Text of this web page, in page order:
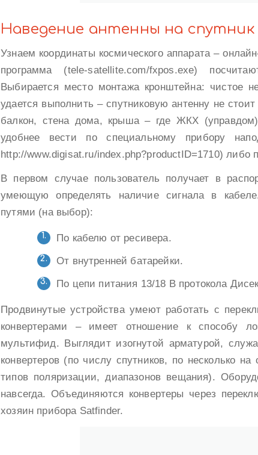
Наведение антенны на спутник
Узнаем координаты космического аппарата –
программа (tele-satellite.com/fxpos.exe)
Выбирается место монтажа кронштейна: чистое
удается выполнить – спутниковую антенну не
балкон, стена дома, крыша – где ЖКХ
удобнее вести по специальному прибору
http://www.digisat.ru/index.php?productID=1710) либо
В первом случае пользователь получает в
умеющую определять наличие сигнала в
путями (на выбор):
По кабелю от ресивера.
От внутренней батарейки.
По цепи питания 13/18 В протокола
Продвинутые устройства умеют работать с
конвертерами – имеет отношение к способу
мультифид. Выглядит изогнутой арматурой,
конвертеров (по числу спутников, по несколько
типов поляризации, диапазонов вещания).
навсегда. Объединяются конвертеры через
хозяин прибора Satfinder.